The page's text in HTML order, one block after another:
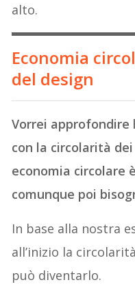
alto.
Economia
del design
Vorrei approfondire
con la circolarità
economia circolare
comunque poi
In base alla nostra
all’inizio la
può diventarlo.